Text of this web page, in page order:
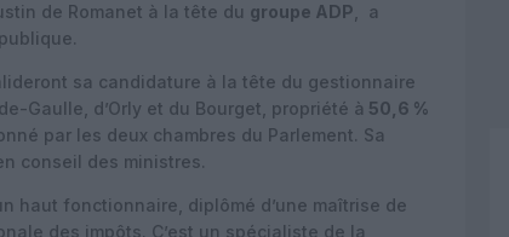
de Romanet à la tête du groupe ADP , a
sa candidature à la tête du gestionnaire
Gaulle, d’Orly et du Bourget, propriété à 50,6 %
par les deux chambres du Parlement. Sa
conseil des ministres.
haut fonctionnaire, diplômé d’une maîtrise de
des impôts. C’est un spécialiste de la